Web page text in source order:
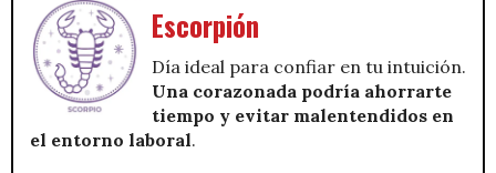
Escorpión
Día ideal para confiar en tu intuición.
Una corazonada podría ahorrarte
tiempo y evitar malentendidos en
el entorno laboral.